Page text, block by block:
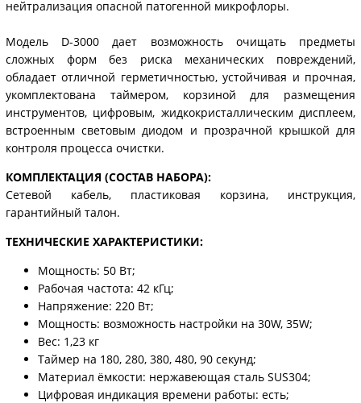
нейтрализация опасной патогенной микрофлоры.
Модель D-3000 дает возможность очищать предметы
сложных форм без риска механических повреждений,
обладает отличной герметичностью, устойчивая и прочная,
укомплектована таймером, корзиной для размещения
инструментов, цифровым, жидкокристаллическим дисплеем,
встроенным световым диодом и прозрачной крышкой для
контроля процесса очистки.
КОМПЛЕКТАЦИЯ (СОСТАВ НАБОРА):
Сетевой кабель, пластиковая корзина, инструкция,
гарантийный талон.
ТЕХНИЧЕСКИЕ ХАРАКТЕРИСТИКИ:
Мощность: 50 Вт;
Рабочая частота: 42 кГц;
Напряжение: 220 Вт;
Мощность: возможность настройки на 30W, 35W;
Вес: 1,23 кг
Таймер на 180, 280, 380, 480, 90 секунд;
Материал ёмкости: нержавеющая сталь SUS304;
Цифровая индикация времени работы: есть;